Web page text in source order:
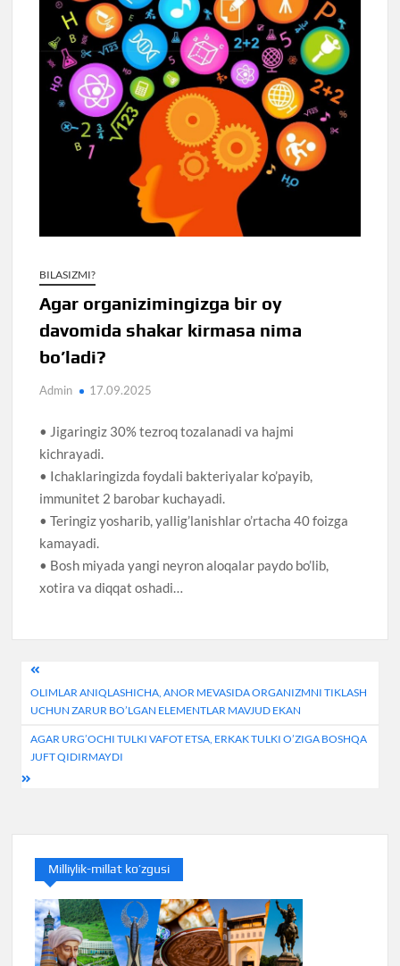
BILASIZMI?
Agar organizimingizga bir oy
davomida shakar kirmasa nima
bo’ladi?
Admin 17.09.2025
• Jigaringiz 30% tezroq tozalanadi va hajmi
kichrayadi.
• Ichaklaringizda foydali bakteriyalar ko’payib,
immunitet 2 barobar kuchayadi.
• Teringiz yosharib, yallig’lanishlar o’rtacha 40 foizga
kamayadi.
• Bosh miyada yangi neyron aloqalar paydo bo’lib,
xotira va diqqat oshadi…
Post
menyusi
OLIMLAR ANIQLASHICHA, ANOR MEVASIDA ORGANIZMNI TIKLASH
UCHUN ZARUR BO’LGAN ELEMENTLAR MAVJUD EKAN
AGAR URG’OCHI TULKI VAFOT ETSA, ERKAK TULKI O’ZIGA BOSHQA
JUFT QIDIRMAYDI
Milliylik-millat ko’zgusi